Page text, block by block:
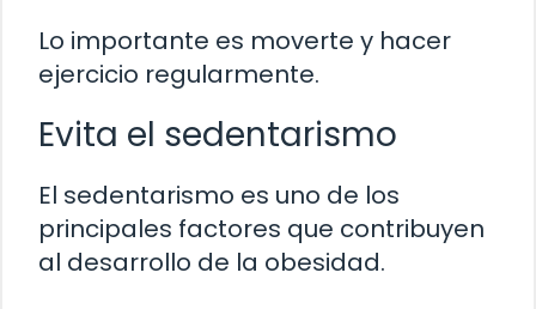
Lo importante es moverte y hacer
ejercicio regularmente.
Evita el sedentarismo
El sedentarismo es uno de los
principales factores que contribuyen
al desarrollo de la obesidad.